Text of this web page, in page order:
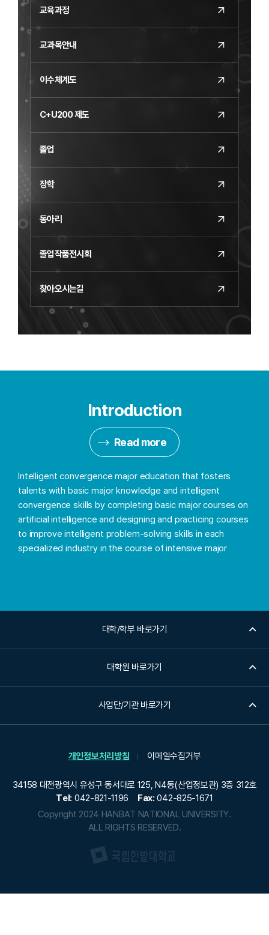
교육과정
교과목안내
이수체계도
C+U200 제도
졸업
장학
동아리
졸업작품전시회
찾아오시는길
Introduction
Read more
Intelligent convergence major education that fosters
talents with basic major knowledge and intelligent
convergence skills by completing basic major courses on
artificial intelligence and designing and practicing courses
to improve intelligent problem-solving skills in each
specialized industry in the course of intensive major
대학/학부 바로가기
대학원 바로가기
사업단/기관 바로가기
개인정보처리방침 이메일수집거부
34158 대전광역시 유성구 동서대로 125, N4동(산업정보관) 3층 312호
Tel: 042-821-1196 Fax: 042-825-1671
Copyright 2024 HANBAT NATIONAL UNIVERSITY.
ALL RIGHTS RESERVED.